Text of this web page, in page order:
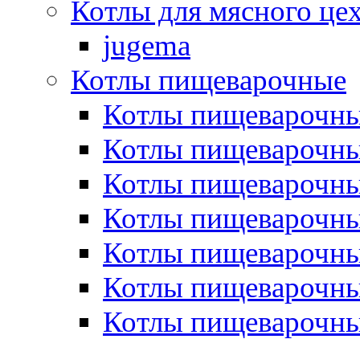
Котлы для мясного
jugema
Котлы пищеварочные
Котлы
Котлы
Котлы
Котлы
Котлы
Котлы
Котлы